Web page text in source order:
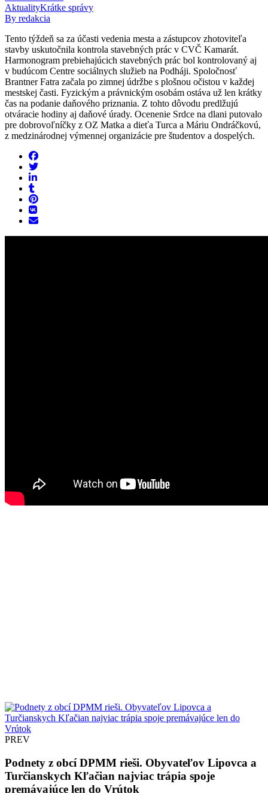
AktualityKrátke správy
By redakcia
Tento týždeň sa za účasti vedenia mesta a zástupcov zhotoviteľa
stavby uskutočnila kontrola stavebných prác v CVČ Kamarát.
Harmonogram prebiehajúcich stavebných prác bol kontrolovaný aj
v budúcom Centre sociálnych služieb na Podháji. Spoločnosť
Brantner Fatra začala po zimnej údržbe s plošnou očistou v každej
mestskej časti. Fyzickým a právnickým osobám ostáva už len krátky
čas na podanie daňového priznania. Z tohto dôvodu predlžujú
otváracie hodiny aj daňové úrady. Ocenenie Srdce na dlani putovalo
pre dobrovoľníčky z OZ Matka a dieťa Turca a Máriu Ondráčkovú,
z medzinárodnej výmennej organizácie pre študentov a dospelých.
PREV
Podnety z obcí DPMM rieši. Obyvateľov Lipovca a
Turčianskych Kľačian najviac trápia spoje
premávajúce len do Vrútok